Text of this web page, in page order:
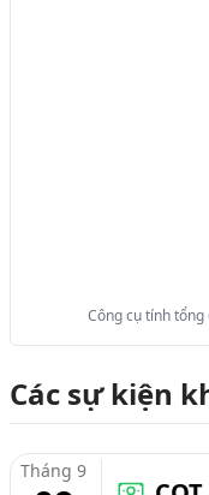
Công cụ tính
Các sự kiện
Tháng 9